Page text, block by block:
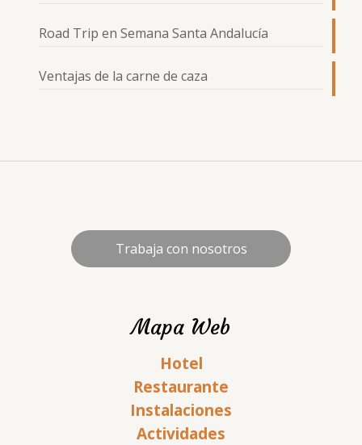
Road Trip en Semana Santa Andalucía
Ventajas de la carne de caza
Trabaja con nosotros
Mapa Web
Hotel
Restaurante
Instalaciones
Actividades